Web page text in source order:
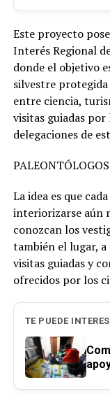
Este proyecto
Interés Regional
donde el objetivo
silvestre
entre ciencia,
visitas guiadas por
delegaciones de
PALEONTÓLOGOS
La idea es que
interiorizarse aún
conozcan los
también el lugar, a
visitas guiadas y
ofrecidos por los
TE PUEDE